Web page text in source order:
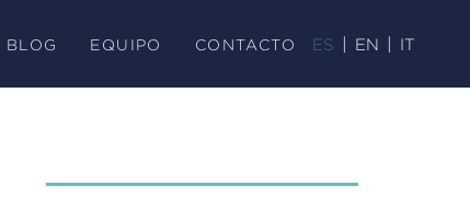
BLOG EQUIPO CONTACTO ES EN IT